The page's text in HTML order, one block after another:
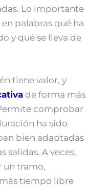
Lo importante
palabras qué ha
y qué se lleva de
tiene valor, y
de forma más
comprobar
ha sido
bien adaptadas
salidas. A veces,
un tramo,
tiempo libre